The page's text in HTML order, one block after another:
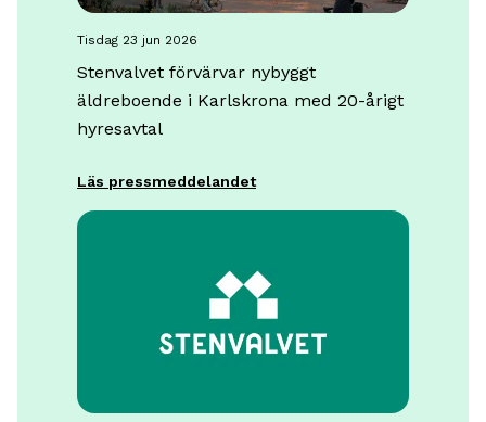
tisdag 23 jun 2026
Stenvalvet förvärvar nybyggt
äldreboende i Karlskrona med 20-årigt
hyresavtal
Läs pressmeddelandet